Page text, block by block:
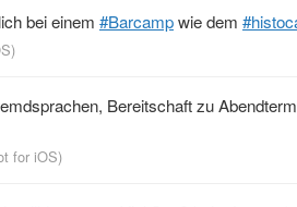
bei einem #Barcampwie dem
)
Bereitschaft zu
for iΟS)